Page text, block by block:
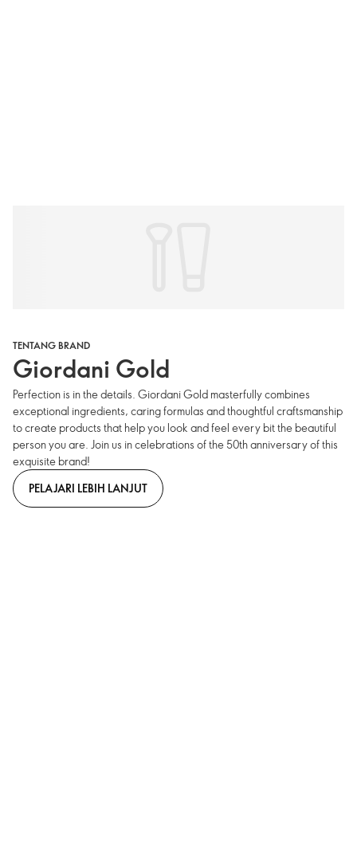
TENTANG BRAND
Giordani Gold
Perfection is in the details. Giordani Gold masterfully combines
exceptional ingredients, caring formulas and thoughtful craftsmanship
to create products that help you look and feel every bit the beautiful
person you are. Join us in celebrations of the 50th anniversary of this
exquisite brand!
PELAJARI LEBIH LANJUT